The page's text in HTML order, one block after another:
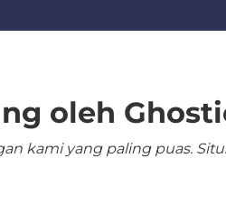
oleh
kami yang paling puas.